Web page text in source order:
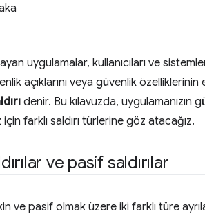
uygulamalar, kullanıcıları ve
açıklarını veya güvenlik
denir. Bu kılavuzda,
farklı saldırı türlerine göz atacağız.
ve pasif saldırılar
ve pasif olmak üzere iki farklı türe